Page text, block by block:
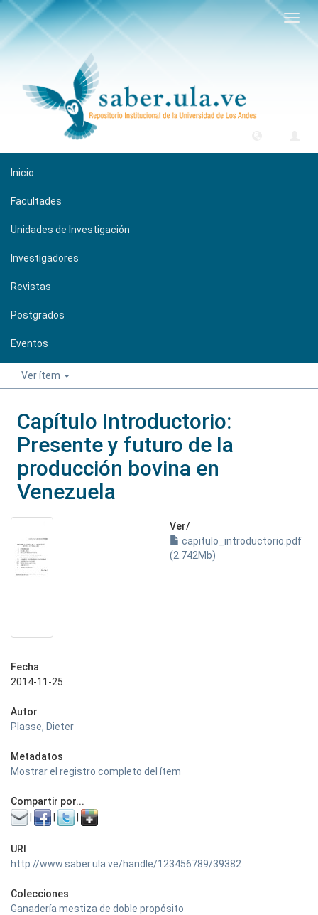
Inicio
Facultades
Unidades de Investigación
Investigadores
Revistas
Postgrados
Eventos
Ver ítem
Capítulo Introductorio:
Presente y futuro de la
producción bovina en
Venezuela
Ver/
capitulo_introductorio.pdf
(2.742Mb)
Fecha
2014-11-25
Autor
Plasse, Dieter
Metadatos
Mostrar el registro completo del ítem
Compartir por...
URI
http://www.saber.ula.ve/handle/123456789/39382
Colecciones
Ganadería mestiza de doble propósito